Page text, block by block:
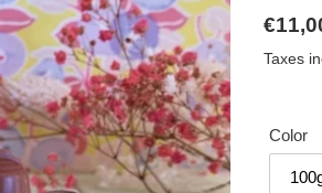
Prix
Taxes
Color